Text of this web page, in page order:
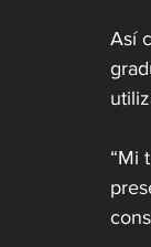
Así
“Mi